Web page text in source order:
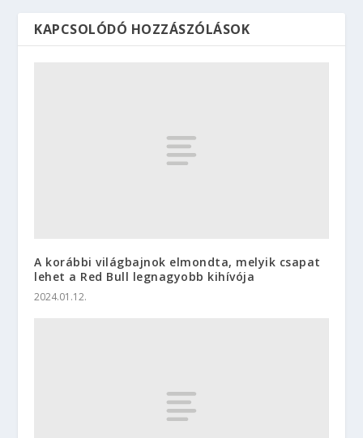
KAPCSOLÓDÓ HOZZÁSZÓLÁSOK
A korábbi világbajnok elmondta, melyik csapat
lehet a Red Bull legnagyobb kihívója
2024.01.12.